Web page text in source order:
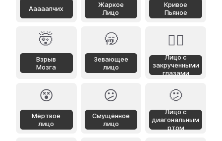
Ааааапчих
Жаркое
Лицо
Кривое
Пьяное
🤯
Взрыв
Мозга
🥱
Зевающее
лицо
😵‍💫
Лицо с
закрученными
глазами
😵
Мёртвое
лицо
😕
Смущённое
лицо
🫤
Лицо с
диагональным
ртом